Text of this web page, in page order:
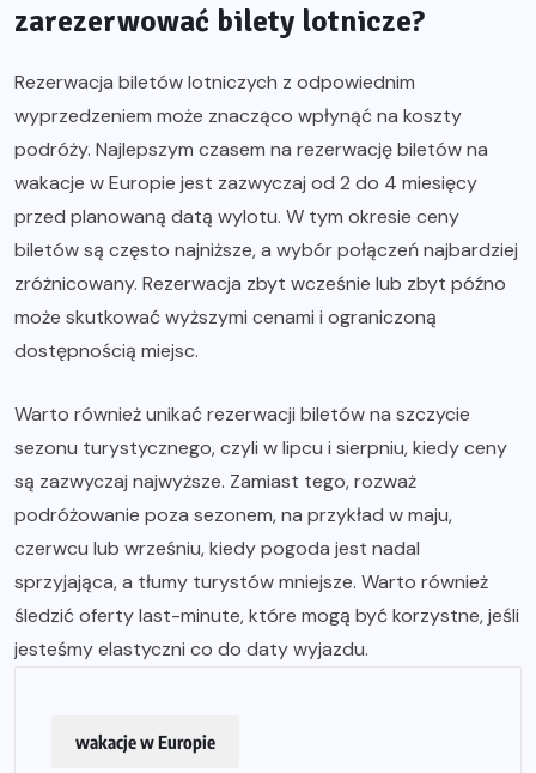
zarezerwować bilety lotnicze?
Rezerwacja biletów lotniczych z odpowiednim
wyprzedzeniem może znacząco wpłynąć na koszty
podróży. Najlepszym czasem na rezerwację biletów na
wakacje w Europie jest zazwyczaj od 2 do 4 miesięcy
przed planowaną datą wylotu. W tym okresie ceny
biletów są często najniższe, a wybór połączeń najbardziej
zróżnicowany. Rezerwacja zbyt wcześnie lub zbyt późno
może skutkować wyższymi cenami i ograniczoną
dostępnością miejsc.
Warto również unikać rezerwacji biletów na szczycie
sezonu turystycznego, czyli w lipcu i sierpniu, kiedy ceny
są zazwyczaj najwyższe. Zamiast tego, rozważ
podróżowanie poza sezonem, na przykład w maju,
czerwcu lub wrześniu, kiedy pogoda jest nadal
sprzyjająca, a tłumy turystów mniejsze. Warto również
śledzić oferty last-minute, które mogą być korzystne, jeśli
jesteśmy elastyczni co do daty wyjazdu.
wakacje w Europie